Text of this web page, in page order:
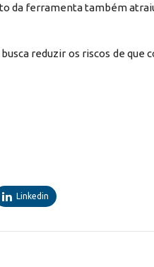
da ferramenta também
reduzir os riscos de que
Linkedin